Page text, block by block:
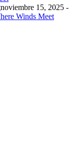
noviembre 15, 2025 -
Winds Meet